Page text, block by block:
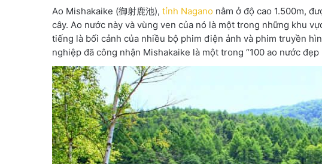
Ao Mishakaike (御射鹿池), tỉnh Nagano nằm ở độ cao 1.500m,
cây. Ao nước này và vùng ven của nó là một trong những khu
tiếng là bối cảnh của nhiều bộ phim điện ảnh và phim truyền
nghiệp đã công nhận Mishakaike là một trong “100 ao nước đẹp